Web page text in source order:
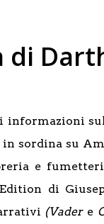
di
informazioni
sordina su
e
di
(Vadere